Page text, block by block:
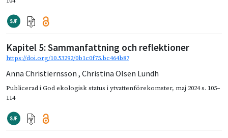
Kapitel 5: Sammanfattning och reflektioner
https://doi.org/10.53292/0b1c0f75.bc464b87
Anna Christiernsson , Christina Olsen Lundh
Publicerad iGod ekologisk status i ytvattenförekomster, maj 2024s. 105–
114